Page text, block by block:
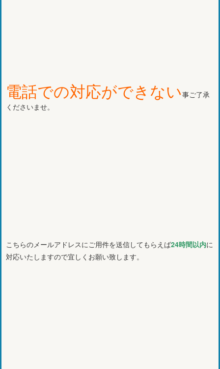
電話での対応ができない事ご了承
くださいませ。
こちらのメールアドレスにご用件を送信してもらえば24時間以内に
対応いたしますので宜しくお願い致します。